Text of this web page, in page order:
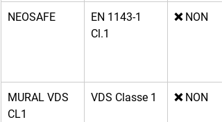
NEOSAFE
EN 1143-1
Cl.1
❌ NON
MURAL VDS
CL1
VDS Classe 1 ❌ NON